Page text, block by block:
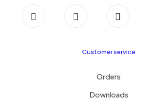
Customer service
Orders
Downloads